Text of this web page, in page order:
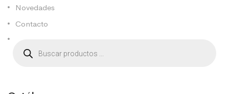
Novedades
Contacto